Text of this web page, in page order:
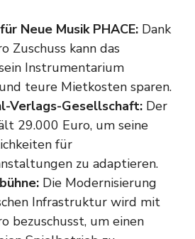
Neue Musik PHACE: Dank
Zuschuss kann das
Instrumentarium
teure Mietkosten sparen.
Verlags-Gesellschaft: Der
29.000 Euro, um seine
für
zu adaptieren.
Die Modernisierung
Infrastruktur wird mit
bezuschusst, um einen